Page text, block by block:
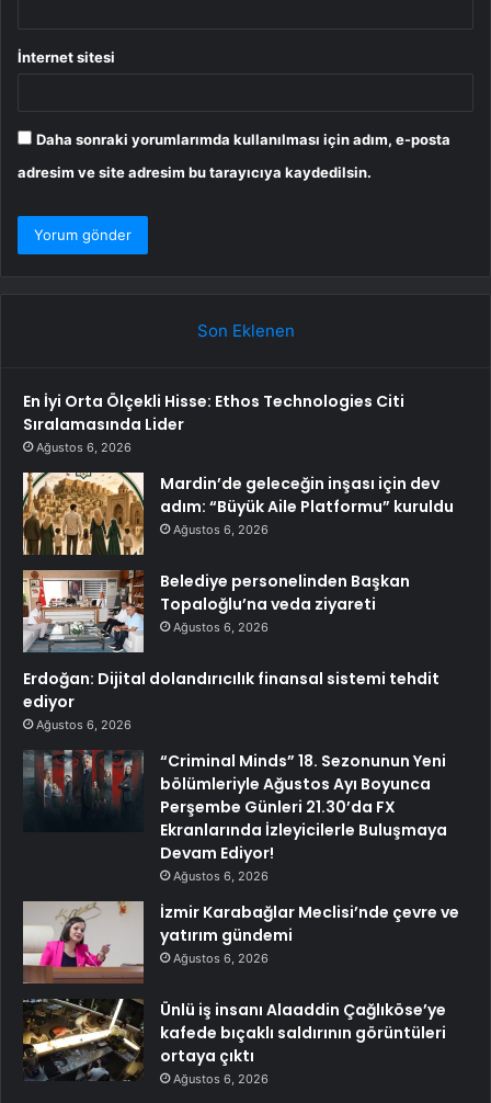
İnternet sitesi
Daha sonraki yorumlarımda kullanılması için adım, e-posta
adresim ve site adresim bu tarayıcıya kaydedilsin.
Son Eklenen
En İyi Orta Ölçekli Hisse: Ethos Technologies Citi
Sıralamasında Lider
Ağustos 6, 2026
Mardin’de geleceğin inşası için dev
adım: “Büyük Aile Platformu” kuruldu
Ağustos 6, 2026
Belediye personelinden Başkan
Topaloğlu’na veda ziyareti
Ağustos 6, 2026
Erdoğan: Dijital dolandırıcılık finansal sistemi tehdit
ediyor
Ağustos 6, 2026
“Criminal Minds” 18. Sezonunun Yeni
bölümleriyle Ağustos Ayı Boyunca
Perşembe Günleri 21.30’da FX
Ekranlarında İzleyicilerle Buluşmaya
Devam Ediyor!
Ağustos 6, 2026
İzmir Karabağlar Meclisi’nde çevre ve
yatırım gündemi
Ağustos 6, 2026
Ünlü iş insanı Alaaddin Çağlıköse’ye
kafede bıçaklı saldırının görüntüleri
ortaya çıktı
Ağustos 6, 2026